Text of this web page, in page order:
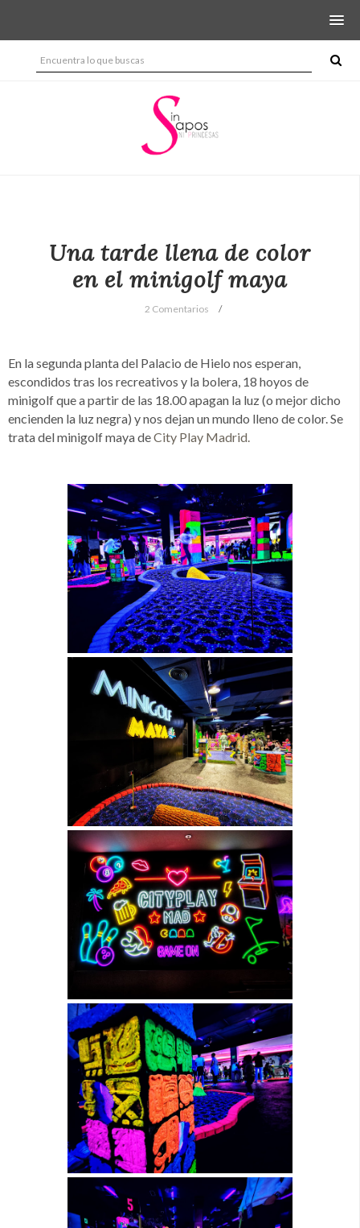
Una tarde llena de color
en el minigolf maya
2 Comentarios
En la segunda planta del Palacio de Hielo nos esperan,
escondidos tras los recreativos y la bolera, 18 hoyos de
minigolf que a partir de las 18.00 apagan la luz (o mejor dicho
encienden la luz negra) y nos dejan un mundo lleno de color. Se
trata del minigolf maya deCity Play Madrid.